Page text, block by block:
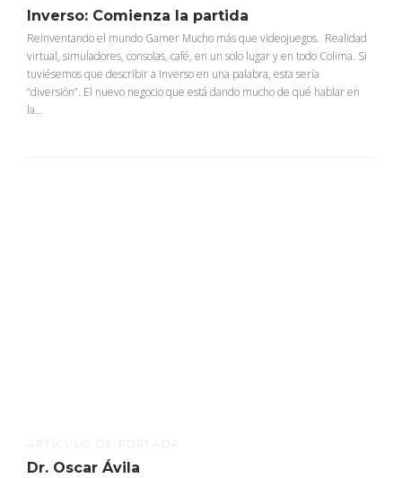
Inverso: Comienza la partida
Reinventando el mundo Gamer Mucho más que videojuegos. Realidad
virtual, simuladores, consolas, café, en un solo lugar y en todo Colima. Si
tuviésemos que describir a Inverso en una palabra, esta sería
“diversión”. El nuevo negocio que está dando mucho de qué hablar en
la...
ARTÍCULO DE PORTADA
Dr. Oscar Ávila